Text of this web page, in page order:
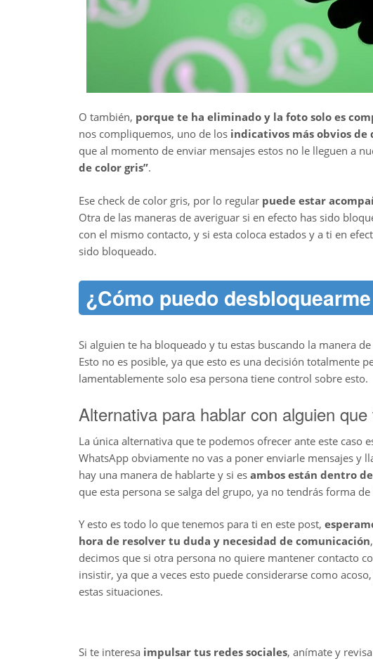
O también, porque te ha eliminado y la foto solo es
nos compliquemos, uno de los indicativos más obvios de
que al momento de enviar mensajes estos no le lleguen a
de color gris”.
Ese check de color gris, por lo regular puede estar
Otra de las maneras de averiguar si en efecto has sido
con el mismo contacto, y si esta coloca estados y a ti en
sido bloqueado.
¿Cómo puedo
Si alguien te ha bloqueado y tu estas buscando la manera
Esto no es posible, ya que esto es una decisión totalmente
lamentablemente solo esa persona tiene control sobre esto.
Alternativa para hablar con alguien
La única alternativa que te podemos ofrecer ante este caso
WhatsApp obviamente no vas a poner enviarle mensajes y
hay una manera de hablarte y si es ambos están dentro
que esta persona se salga del grupo, ya no tendrás forma de
Y esto es todo lo que tenemos para ti en este post,
hora de resolver tu duda y necesidad de comunicación
decimos que si otra persona no quiere mantener contacto
insistir, ya que a veces esto puede considerarse como
estas situaciones.
Si te interesa impulsar tus redes sociales, anímate y